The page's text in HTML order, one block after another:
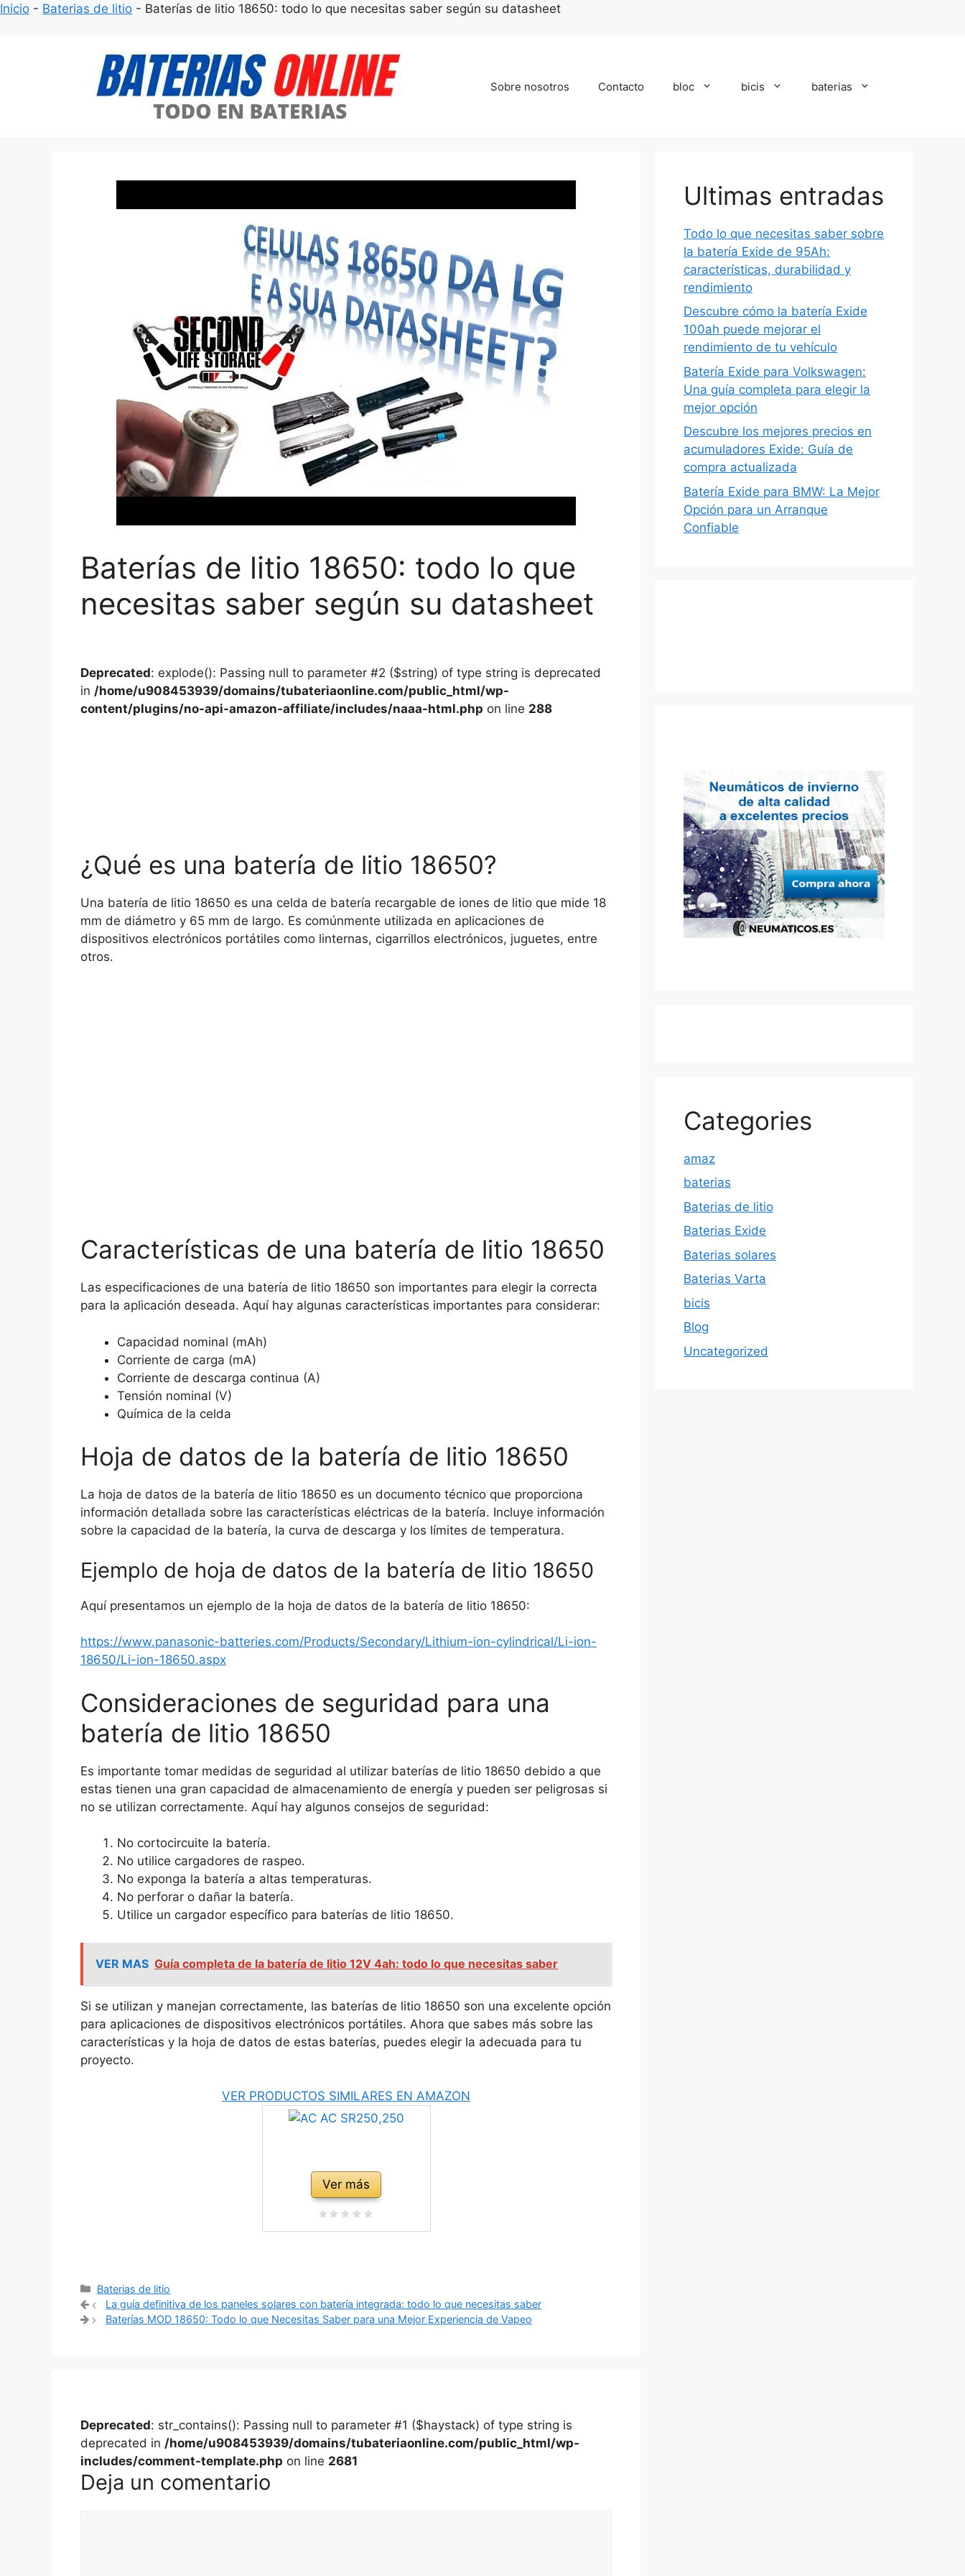
Inicio - Baterias de litio - Baterías de litio 18650: todo lo que necesitas saber según su datasheet
Sobre nosotros Contacto bloc bicis baterias
Baterías de litio 18650: todo lo que
necesitas saber según su datasheet
Deprecated: explode(): Passing null to parameter #2 ($string) of type string is deprecated
in /home/u908453939/domains/tubateriaonline.com/public_html/wp-
content/plugins/no-api-amazon-affiliate/includes/naaa-html.php on line 288
¿Qué es una batería de litio 18650?
Una batería de litio 18650 es una celda de batería recargable de iones de litio que mide 18
mm de diámetro y 65 mm de largo. Es comúnmente utilizada en aplicaciones de
dispositivos electrónicos portátiles como linternas, cigarrillos electrónicos, juguetes, entre
otros.
Características de una batería de litio 18650
Las especificaciones de una batería de litio 18650 son importantes para elegir la correcta
para la aplicación deseada. Aquí hay algunas características importantes para considerar:
Capacidad nominal (mAh)
Corriente de carga (mA)
Corriente de descarga continua (A)
Tensión nominal (V)
Química de la celda
Hoja de datos de la batería de litio 18650
La hoja de datos de la batería de litio 18650 es un documento técnico que proporciona
información detallada sobre las características eléctricas de la batería. Incluye información
sobre la capacidad de la batería, la curva de descarga y los límites de temperatura.
Ejemplo de hoja de datos de la batería de litio 18650
Aquí presentamos un ejemplo de la hoja de datos de la batería de litio 18650:
https://www.panasonic-batteries.com/Products/Secondary/Lithium-ion-cylindrical/Li-ion-
18650/Li-ion-18650.aspx
Consideraciones de seguridad para una
batería de litio 18650
Es importante tomar medidas de seguridad al utilizar baterías de litio 18650 debido a que
estas tienen una gran capacidad de almacenamiento de energía y pueden ser peligrosas si
no se utilizan correctamente. Aquí hay algunos consejos de seguridad:
No cortocircuite la batería.
No utilice cargadores de raspeo.
No exponga la batería a altas temperaturas.
No perforar o dañar la batería.
Utilice un cargador específico para baterías de litio 18650.
VER MAS Guía completa de la batería de litio 12V 4ah: todo lo que necesitas saber
Si se utilizan y manejan correctamente, las baterías de litio 18650 son una excelente opción
para aplicaciones de dispositivos electrónicos portátiles. Ahora que sabes más sobre las
características y la hoja de datos de estas baterías, puedes elegir la adecuada para tu
proyecto.
VER PRODUCTOS SIMILARES EN AMAZON
Ver más
Categorías
Baterias de litio
Navegación
de
La guía definitiva de los paneles solares con batería integrada: todo lo que necesitas saber
Baterías MOD 18650: Todo lo que Necesitas Saber para una Mejor Experiencia de Vapeo
Deprecated: str_contains(): Passing null to parameter #1 ($haystack) of type string is
deprecated in /home/u908453939/domains/tubateriaonline.com/public_html/wp-
includes/comment-template.php on line 2681
Deja un comentario
Ultimas entradas
Todo lo que necesitas saber sobre
la batería Exide de 95Ah:
características, durabilidad y
rendimiento
Descubre cómo la batería Exide
100ah puede mejorar el
rendimiento de tu vehículo
Batería Exide para Volkswagen:
Una guía completa para elegir la
mejor opción
Descubre los mejores precios en
acumuladores Exide: Guía de
compra actualizada
Batería Exide para BMW: La Mejor
Opción para un Arranque
Confiable
Categories
amaz
baterias
Baterias de litio
Baterias Exide
Baterias solares
Baterias Varta
bicis
Blog
Uncategorized